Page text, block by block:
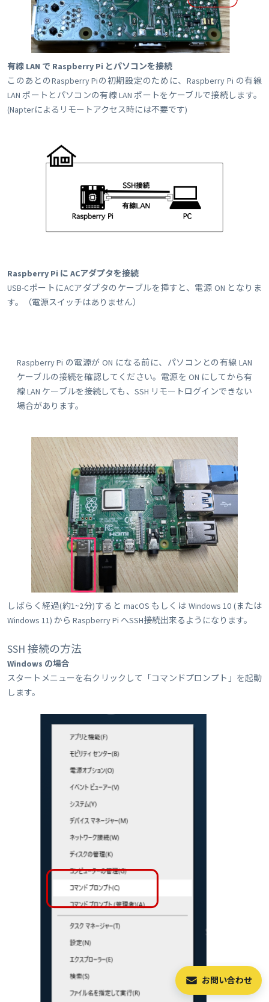
お問い合わせ
有線 LAN で Raspberry Pi とパソコンを接続
このあとのRaspberry Piの初期設定のために、Raspberry Pi の有線
LAN ポートとパソコンの有線 LAN ポートをケーブルで接続します。
(Napterによるリモートアクセス時には不要です)
Raspberry Pi に ACアダプタを接続
USB-CポートにACアダプタのケーブルを挿すと、電源 ON となりま
す。（電源スイッチはありません）
Raspberry Pi の電源が ON になる前に、パソコンとの有線 LAN
ケーブルの接続を確認してください。電源を ON にしてから有
線 LAN ケーブルを接続しても、SSH リモートログインできない
場合があります。
しばらく経過(約1~2分)すると macOS もしくは Windows 10 (または
Windows 11) から Raspberry Pi へSSH接続出来るようになります。
SSH 接続の方法
Windows の場合
スタートメニューを右クリックして「コマンドプロンプト」を起動
します。